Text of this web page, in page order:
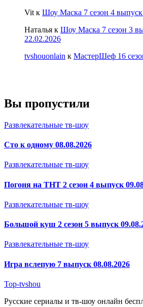
Vit к Шоу Маска 7 сезон 4
Наталья к Шоу Маска 7 сезон 3
22.02.2026
tvshouonlain к МастерШеф 16
Вы пропустили
Развлекательные тв-шоу
Сто к одному 08.08.2026
Развлекательные тв-шоу
Погоня на ТНТ 2 сезон 4 выпуск
Развлекательные тв-шоу
Большой куш 2 сезон 5 выпуск
Развлекательные тв-шоу
Игра вслепую 7 выпуск 08.08.2026
Top-tvshou
Русские сериалы и тв-шоу онлайн